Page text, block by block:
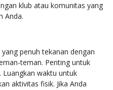
klub atau komunitas yang
Anda.
penuh tekanan dengan
teman. Penting untuk
waktu untuk
aktivitas fisik. Jika Anda